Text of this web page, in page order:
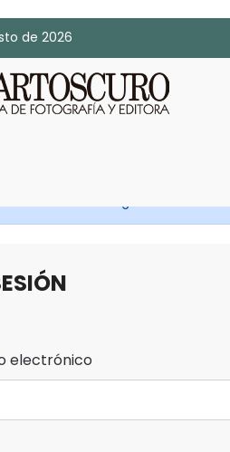
de 2026
electrónico